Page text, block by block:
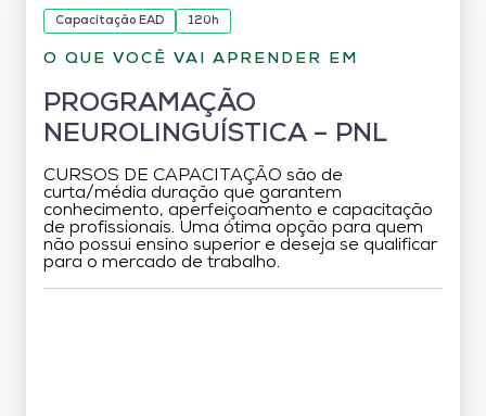
Capacitação EAD 120h
O QUE VOCÊ VAI APRENDER EM
PROGRAMAÇÃO
NEUROLINGUÍSTICA – PNL
CURSOS DE CAPACITAÇÃO são de
curta/média duração que garantem
conhecimento, aperfeiçoamento e capacitação
de profissionais. Uma ótima opção para quem
não possui ensino superior e deseja se qualificar
para o mercado de trabalho.